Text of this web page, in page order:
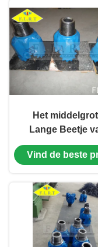
Het
Lange Beetje
Tricone Beetje/
Boor van de
FSA126G
Vind de beste